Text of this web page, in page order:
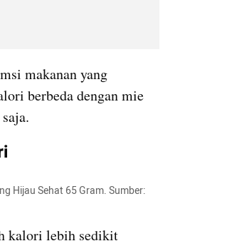
makanan yang
berbeda dengan mie
Hijau Sehat 65 Gram. Sumber:
kalori lebih sedikit